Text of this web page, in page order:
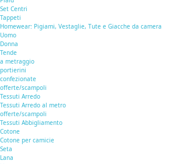
Set Centri
Tappeti
Homewear: Pigiami, Vestaglie, Tute e Giacche da camera
Uomo
Donna
Tende
a metraggio
portierini
confezionate
offerte/scampoli
Tessuti Arredo
Tessuti Arredo al metro
offerte/scampoli
Tessuti Abbigliamento
Cotone
Cotone per camicie
Seta
Lana